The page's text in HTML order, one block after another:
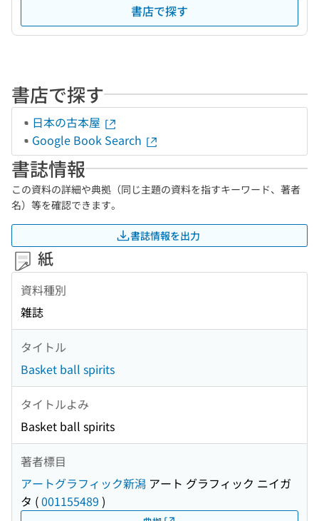
書店で探す
書店で探す
日本の古本屋
Google Book Search
書誌情報
この資料の詳細や典拠（同じ主題の資料を指すキーワード、著者
名）等を確認できます。
書誌情報を出力
紙
資料種別
雑誌
タイトル
Basket ball spirits
タイトルよみ
Basket ball spirits
著者標目
アートグラフィック新潟 アート グラフィック ニイガ
タ (001155489 )